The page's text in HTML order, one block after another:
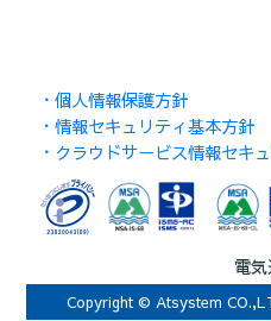
・個人情報保護方針
・情報セキュリティ基本方針
・クラウドサービス情報セキ
電
Copyright © Atsystem